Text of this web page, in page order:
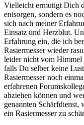
Vielleicht ermutigt Dich
entsorgen, sondern es
sich nach meiner
Einsatz und Herzblut.
Erfahrung ein, die ich
Rasiermesser wieder
leider nicht vom Himmel
falls Du selber keine
Rasiermesser noch
erfahrenen
abziehen können und
genannten Schärfdienst,
ein Rasiermesser zu